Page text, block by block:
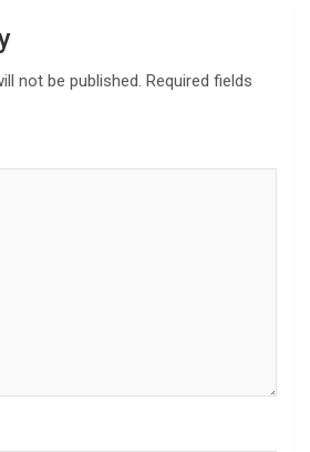
not be published. Required fields